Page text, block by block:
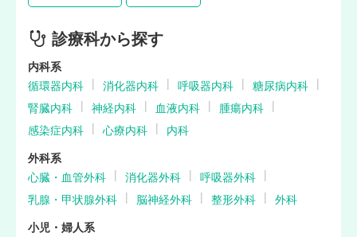
診療科から探す
内科系
循環器内科
消化器内科 呼吸器内科
糖尿病内科
腎臓内科
神経内科 血液内科
腫瘍内科
感染症内科
心療内科
内科
外科系
心臓・血管外科
消化器外科
呼吸器外科
乳腺・甲状腺外科
脳神経外科 整形外科
外科
小児・婦人系